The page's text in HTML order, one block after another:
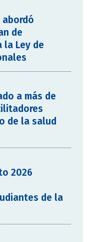
de
la Ley de
a más de
de la salud
2026
de la